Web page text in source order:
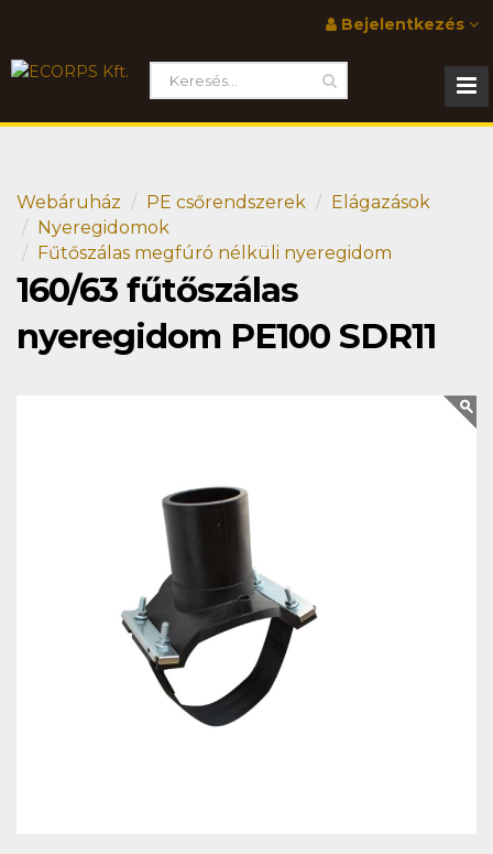
Bejelentkezés
Webáruház PE csőrendszerek
Elágazások
Nyeregidomok
Fűtőszálas megfúró nélküli nyeregidom
160/63 fűtőszálas
nyeregidom PE100 SDR11